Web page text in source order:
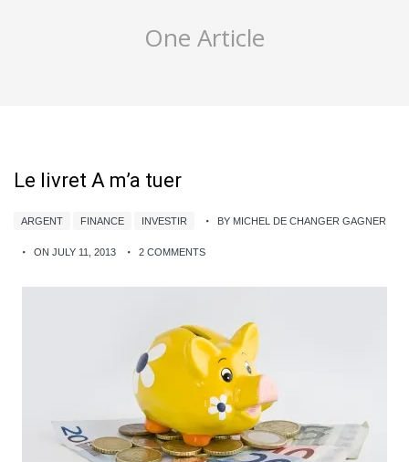
One Article
Le livret A m’a tuer
ARGENT FINANCE INVESTIR BY MICHEL DE CHANGER GAGNER
ON JULY 11, 2013 2 COMMENTS